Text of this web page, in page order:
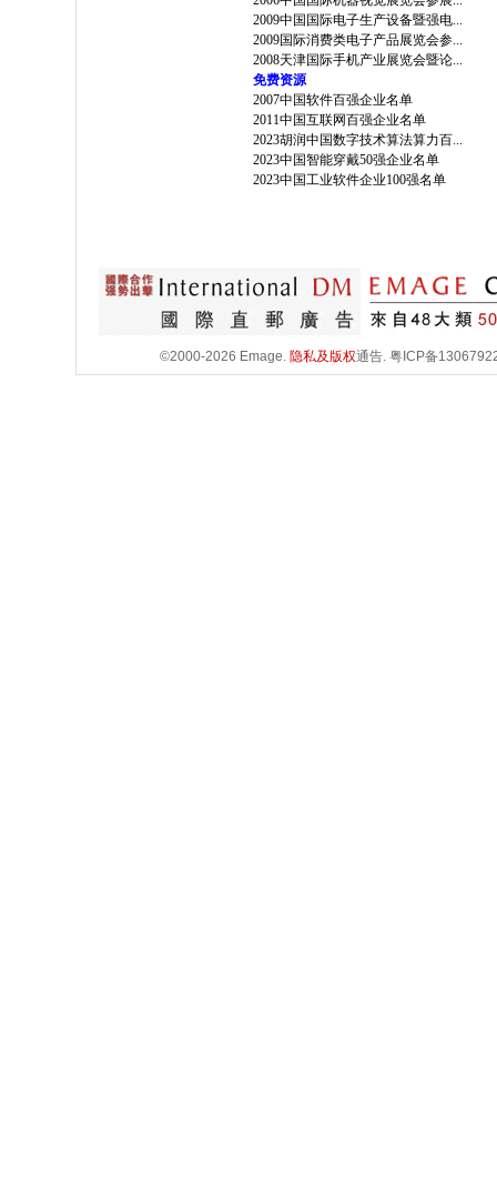
2009中国国际电子生产设备暨强电...
2009国际消费类电子产品展览会参...
2008天津国际手机产业展览会暨论...
免费资源
2007中国软件百强企业名单
2011中国互联网百强企业名单
2023胡润中国数字技术算法算力百...
2023中国智能穿戴50强企业名单
2023中国工业软件企业100强名单
©2000-2026 Emage. 隐私及版权通告. 粤ICP备